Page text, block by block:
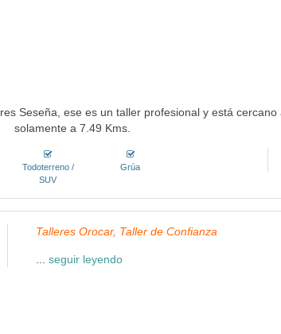
Seseña, ese es un taller profesional y está cercano
solamente a 7.49 Kms.
Todoterreno /
SUV
Grúa
Talleres Orocar, Taller de Confianza
seguir leyendo